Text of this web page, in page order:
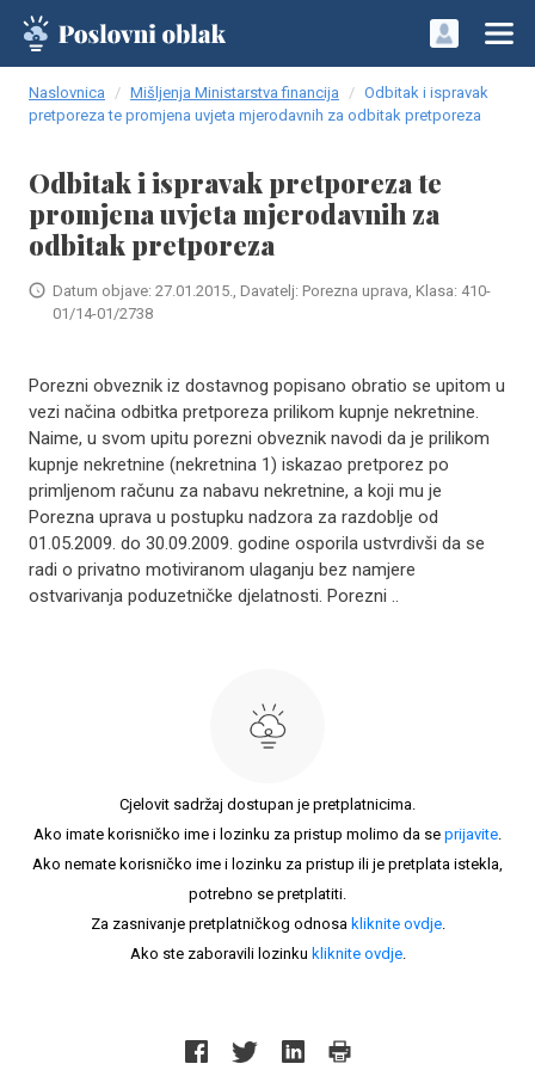
Naslovnica Mišljenja Ministarstva financija
Odbitak i ispravak
pretporeza te promjena uvjeta mjerodavnih za odbitak pretporeza
Odbitak i ispravak pretporeza te
promjena uvjeta mjerodavnih za
odbitak pretporeza
Datum objave: 27.01.2015., Davatelj: Porezna uprava, Klasa: 410-
01/14-01/2738
Porezni obveznik iz dostavnog popisano obratio se upitom u
vezi načina odbitka pretporeza prilikom kupnje nekretnine.
Naime, u svom upitu porezni obveznik navodi da je prilikom
kupnje nekretnine (nekretnina 1) iskazao pretporez po
primljenom računu za nabavu nekretnine, a koji mu je
Porezna uprava u postupku nadzora za razdoblje od
01.05.2009. do 30.09.2009. godine osporila ustvrdivši da se
radi o privatno motiviranom ulaganju bez namjere
ostvarivanja poduzetničke djelatnosti. Porezni ..
Cjelovit sadržaj dostupan je pretplatnicima.
Ako imate korisničko ime i lozinku za pristup molimo da se prijavite.
Ako nemate korisničko ime i lozinku za pristup ili je pretplata istekla,
potrebno se pretplatiti.
Za zasnivanje pretplatničkog odnosa kliknite ovdje.
Ako ste zaboravili lozinku kliknite ovdje.